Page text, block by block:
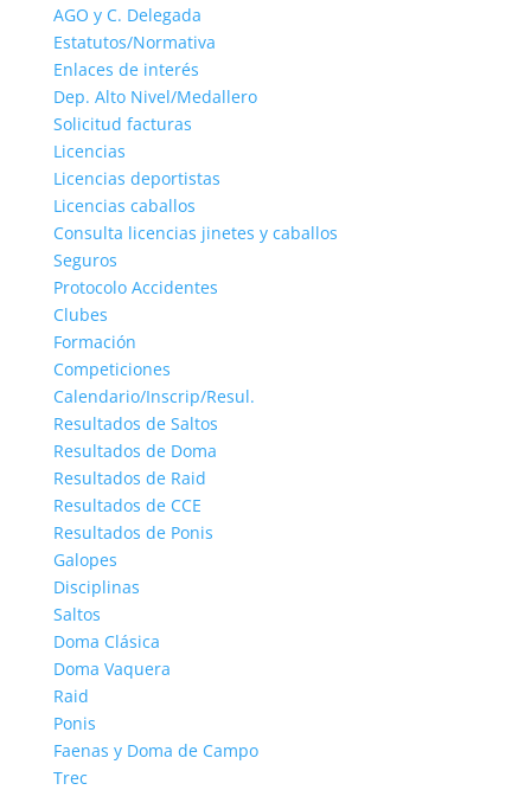
AGO y C. Delegada
Estatutos/Normativa
Enlaces de interés
Dep. Alto Nivel/Medallero
Solicitud facturas
Licencias
Licencias deportistas
Licencias caballos
Consulta licencias jinetes y caballos
Seguros
Protocolo Accidentes
Clubes
Formación
Competiciones
Calendario/Inscrip/Resul.
Resultados de Saltos
Resultados de Doma
Resultados de Raid
Resultados de CCE
Resultados de Ponis
Galopes
Disciplinas
Saltos
Doma Clásica
Doma Vaquera
Raid
Ponis
Faenas y Doma de Campo
Trec